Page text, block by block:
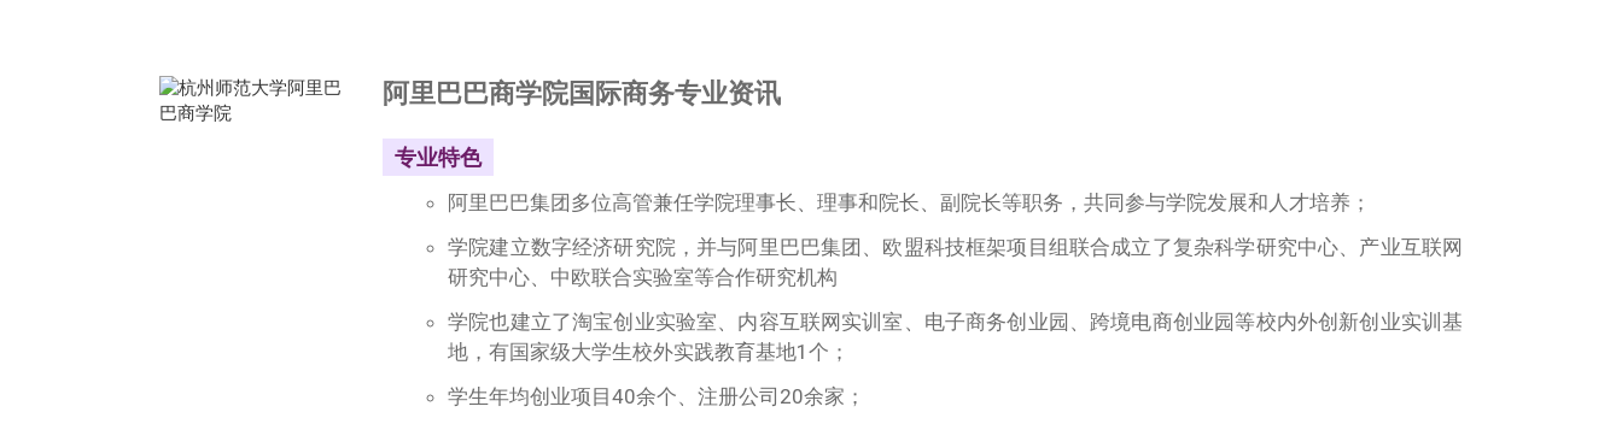
阿里巴巴商学院国际商务专业资讯
专业特色
阿里巴巴集团多位高管兼任学院理事长、理事和院长、副院长等职务，共同参与学院发展和人才培养；
学院建立数字经济研究院，并与阿里巴巴集团、欧盟科技框架项目组联合成立了复杂科学研究中心、产业互联网
研究中心、中欧联合实验室等合作研究机构
学院也建立了淘宝创业实验室、内容互联网实训室、电子商务创业园、跨境电商创业园等校内外创新创业实训基
地，有国家级大学生校外实践教育基地1个；
学生年均创业项目40余个、注册公司20余家；